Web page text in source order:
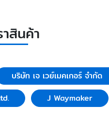
สินค้า
บริษัท เจ เวย์เมคเกอร์ จำกัด
J Waymaker